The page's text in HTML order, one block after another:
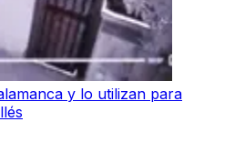
y lo utilizan para